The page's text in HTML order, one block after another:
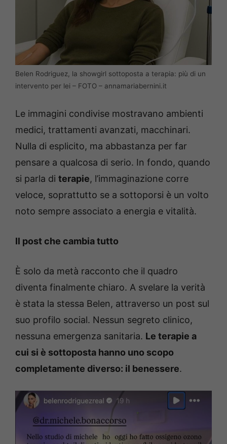
Belen Rodriguez, la showgirl sottoposta a terapia: più di un
intervento per lei – FOTO – annamariabernini.it
Le immagini condivise mostravano ambienti
medici, trattamenti avanzati, macchinari.
Nulla di esplicito, ma abbastanza per far
pensare a qualcosa di serio. In fondo, quando
si parla di terapie, l’immaginazione corre
veloce, soprattutto se a sottoporsi è un volto
noto sempre associato a energia e vitalità.
Il post che cambia tutto
È solo da metà racconto che il quadro
diventa finalmente chiaro. A svelare la verità
è stata la stessa Belen, attraverso un post sul
suo profilo social. Nessun segreto clinico,
nessuna emergenza sanitaria. Le terapie a
cui si è sottoposta hanno uno scopo
completamente diverso: il benessere.